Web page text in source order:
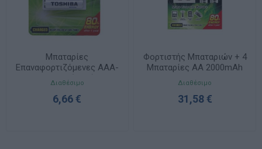
Μπαταρίες
Επαναφορτιζόμενες AAA-
950mAh 1.2V (2τμχ) TNH-
03GAE BP-2
Διαθέσιμο
6,66 €
Φορτιστής Μπαταριών + 4
Μπαταρίες AA 2000mAh
TNHC-6GME CB
Διαθέσιμο
31,58 €